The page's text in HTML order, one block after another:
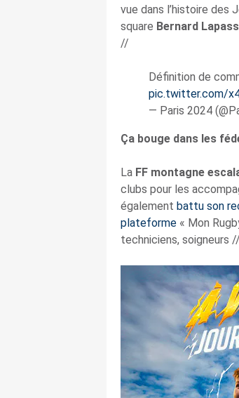
vue dans l’histoire des
square Bernard
//
Définition de
pic.twitter.com/
— Paris 2024
Ça bouge dans les
La FF montagne
clubs pour les
également battu son
plateforme « Mon
techniciens, soigneurs